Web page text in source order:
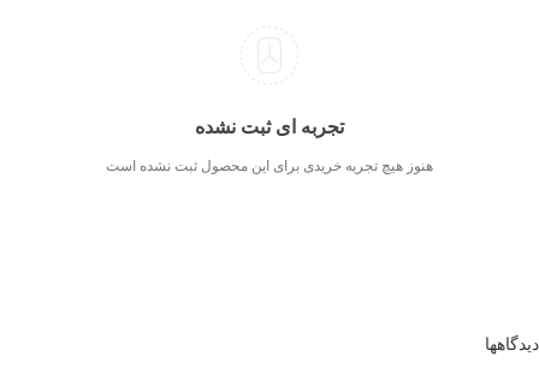
تجربه ای ثبت نشده
هنوز هیچ تجربه خریدی برای این محصول ثبت نشده است
دیدگاهها